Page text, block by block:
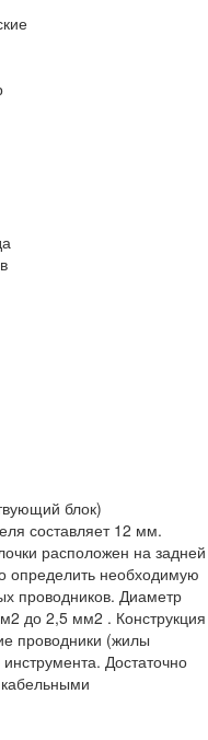
блок)
составляет 12 мм.
расположен на задней
определить необходимую
проводников. Диаметр
до 2,5 мм2 . Конструкция
проводники (жилы
Достаточно